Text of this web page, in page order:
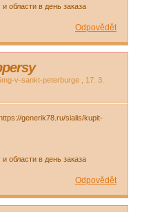
области в день заказа
Odpovědět
v-sankt-peterburge
17. 3.
generik78.ru/sialis/kupit-
области в день заказа
Odpovědět